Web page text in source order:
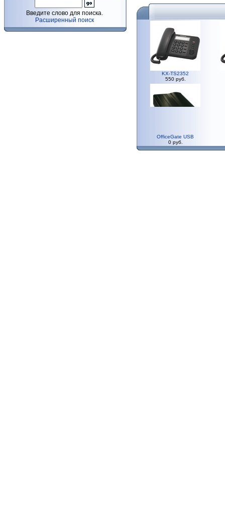
Введите слово для поиска.
Расширенный поиск
KX-TS2352
550 руб.
OfficeGate USB
0 руб.